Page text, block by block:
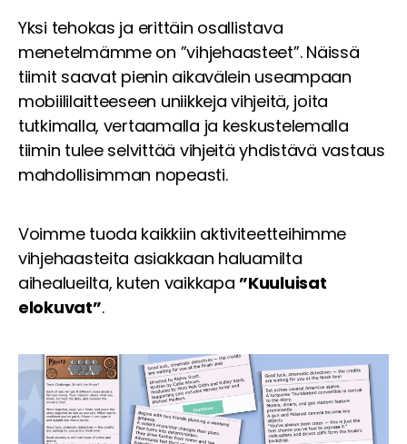
Yksi tehokas ja erittäin osallistava
menetelmämme on ”vihjehaasteet”. Näissä
tiimit saavat pienin aikavälein useampaan
mobiililaitteeseen uniikkeja vihjeitä, joita
tutkimalla, vertaamalla ja keskustelemalla
tiimin tulee selvittää vihjeitä yhdistävä vastaus
mahdollisimman nopeasti.
Voimme tuoda kaikkiin aktiviteetteihimme
vihjehaasteita asiakkaan haluamilta
aihealueilta, kuten vaikkapa ”Kuuluisat
elokuvat”.